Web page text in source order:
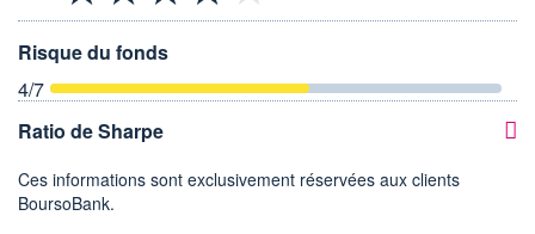
Risque du fonds
4/7
Ratio de Sharpe
Ces informations sont exclusivement réservées aux clients
BoursoBank.